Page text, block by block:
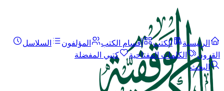
الرئيسية الكتب أقسام الكتب المؤلفون
السلاسل
القرون
الكلمات المفتاحية
كتبي المفضلة
البحث